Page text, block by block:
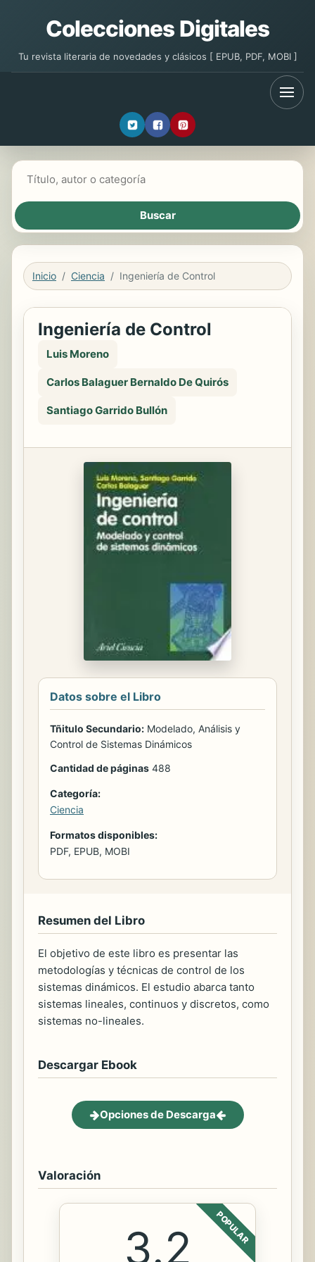
Colecciones Digitales
Tu revista literaria de novedades y clásicos [ EPUB, PDF, MOBI ]
Inicio Ciencia Ingeniería de Control
Ingeniería de Control
Luis Moreno
Carlos Balaguer Bernaldo De Quirós
Santiago Garrido Bullón
Datos sobre el Libro
Tñitulo Secundario: Modelado, Análisis y
Control de Sistemas Dinámicos
Cantidad de páginas 488
Categoría:
Ciencia
Formatos disponibles:
PDF, EPUB, MOBI
Resumen del Libro
El objetivo de este libro es presentar las
metodologías y técnicas de control de los
sistemas dinámicos. El estudio abarca tanto
sistemas lineales, continuos y discretos, como
sistemas no-lineales.
Descargar Ebook
Opciones de Descarga
Valoración
POPULAR
3.2